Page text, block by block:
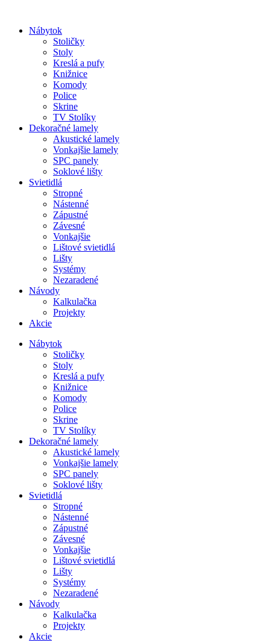
obsah
Nábytok
Stoličky
Stoly
Kreslá a pufy
Knižnice
Komody
Police
Skrine
TV Stolíky
Dekoračné lamely
Akustické lamely
Vonkajšie lamely
SPC panely
Soklové lišty
Svietidlá
Stropné
Nástenné
Zápustné
Závesné
Vonkajšie
Lištové svietidlá
Lišty
Systémy
Nezaradené
Návody
Kalkulačka
Projekty
Akcie
Nábytok
Stoličky
Stoly
Kreslá a pufy
Knižnice
Komody
Police
Skrine
TV Stolíky
Dekoračné lamely
Akustické lamely
Vonkajšie lamely
SPC panely
Soklové lišty
Svietidlá
Stropné
Nástenné
Zápustné
Závesné
Vonkajšie
Lištové svietidlá
Lišty
Systémy
Nezaradené
Návody
Kalkulačka
Projekty
Akcie